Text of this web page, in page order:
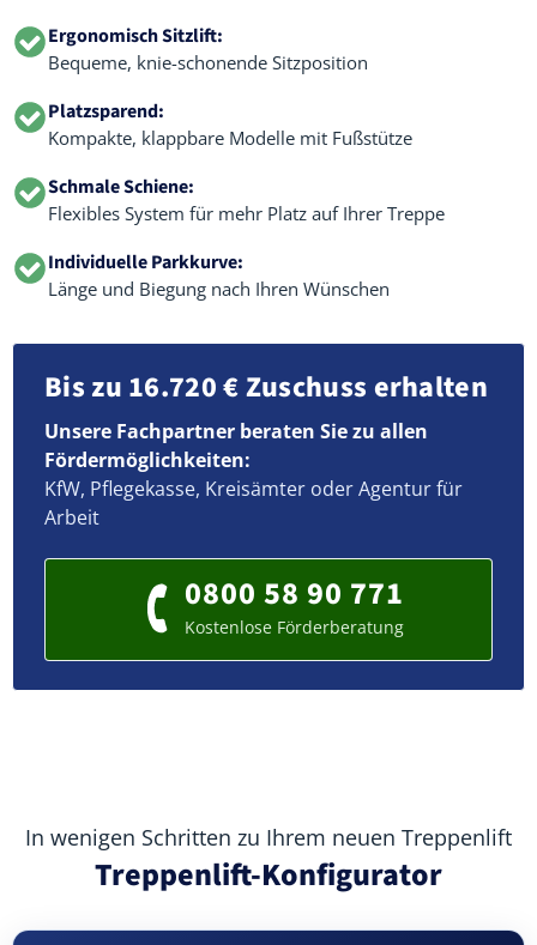
Ergonomisch Sitzlift:
Bequeme, knie-schonende Sitzposition
Platzsparend:
Kompakte, klappbare Modelle mit Fußstütze
Schmale Schiene:
Flexibles System für mehr Platz auf Ihrer Treppe
Individuelle Parkkurve:
Länge und Biegung nach Ihren Wünschen
Bis zu 16.720 € Zuschuss erhalten
Unsere Fachpartner beraten Sie zu allen
Fördermöglichkeiten:
KfW, Pflegekasse, Kreisämter oder Agentur für
Arbeit
0800 58 90 771
Kostenlose Förderberatung
In wenigen Schritten zu Ihrem neuen Treppenlift
Treppenlift-Konfigurator